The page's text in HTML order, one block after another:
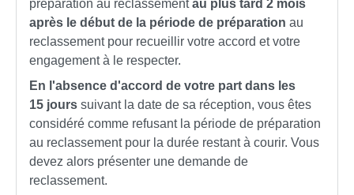
préparation au reclassement au plus tard 2 mois
après le début de la période de préparation au
reclassement pour recueillir votre accord et votre
engagement à le respecter.
En l'absence d'accord de votre part dans les
15 jours suivant la date de sa réception, vous êtes
considéré comme refusant la période de préparation
au reclassement pour la durée restant à courir. Vous
devez alors présenter une demande de
reclassement.